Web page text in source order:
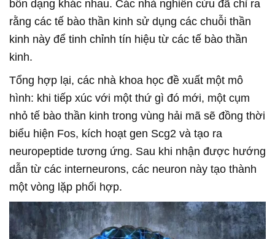
bốn dạng khác nhau. Các nhà nghiên cứu đã chỉ ra
rằng các tế bào thần kinh sử dụng các chuỗi thần
kinh này để tinh chỉnh tín hiệu từ các tế bào thần
kinh.
Tổng hợp lại, các nhà khoa học đề xuất một mô
hình: khi tiếp xúc với một thứ gì đó mới, một cụm
nhỏ tế bào thần kinh trong vùng hải mã sẽ đồng thời
biểu hiện Fos, kích hoạt gen Scg2 và tạo ra
neuropeptide tương ứng. Sau khi nhận được hướng
dẫn từ các interneurons, các neuron này tạo thành
một vòng lặp phối hợp.